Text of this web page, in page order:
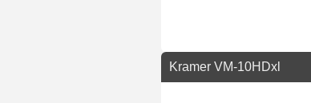
Kramer VM-10HDxl